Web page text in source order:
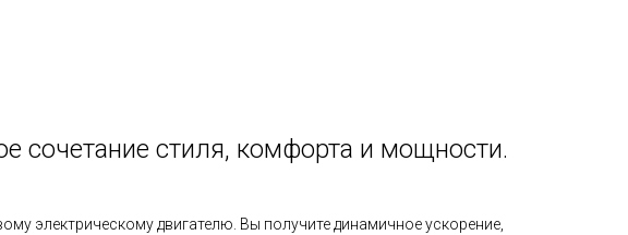
сочетание стиля, комфорта и мощности.
электрическому двигателю. Вы получите динамичное ускорение,